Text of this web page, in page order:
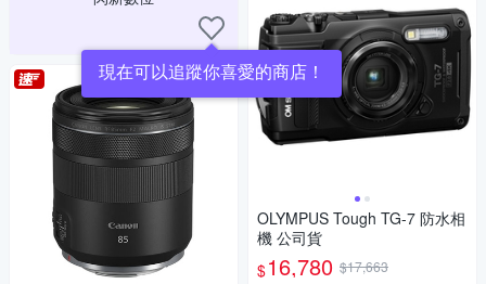
現在可以追蹤你喜愛的商店！
OLYMPUS Tough TG-7 防水相
機 公司貨
$16,780 $17,663